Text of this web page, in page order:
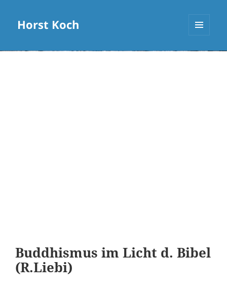
Horst Koch
Buddhismus im Licht d. Bibel
(R.Liebi)